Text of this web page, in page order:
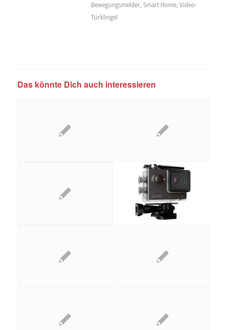
Bewegungsmelder, Smart Home, Video-
Türklingel
Das könnte Dich auch interessieren